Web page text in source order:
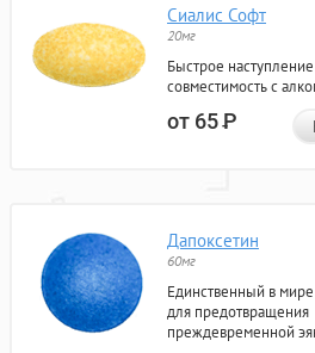
Сиалис Софт
20мг
Быстрое
совместимость с
от 65Р
Дапоксетин
60мг
Единственный в
для предотвращения
преждевременной